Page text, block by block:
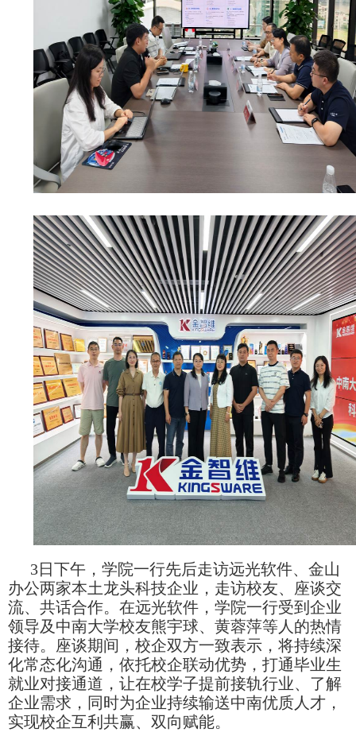
3日下午，学院一行先后走访远光软件、金山
办公两家本土龙头科技企业，走访校友、座谈交
流、共话合作。在远光软件，学院一行受到企业
领导及中南大学校友熊宇球、黄蓉萍等人的热情
接待。座谈期间，校企双方一致表示，将持续深
化常态化沟通，依托校企联动优势，打通毕业生
就业对接通道，让在校学子提前接轨行业、了解
企业需求，同时为企业持续输送中南优质人才，
实现校企互利共赢、双向赋能。